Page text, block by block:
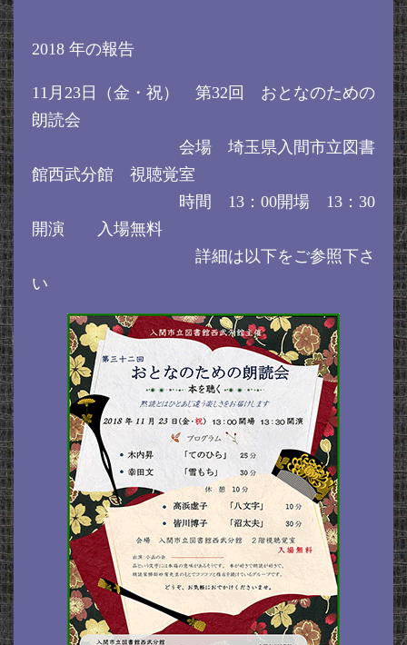
2018 年の報告
11月23日（金・祝） 第32回 おとなのための
朗読会
会場 埼玉県入間市立図書
館西武分館 視聴覚室
時間 13：00開場 13：30
開演 入場無料
詳細は以下をご参照下さ
い